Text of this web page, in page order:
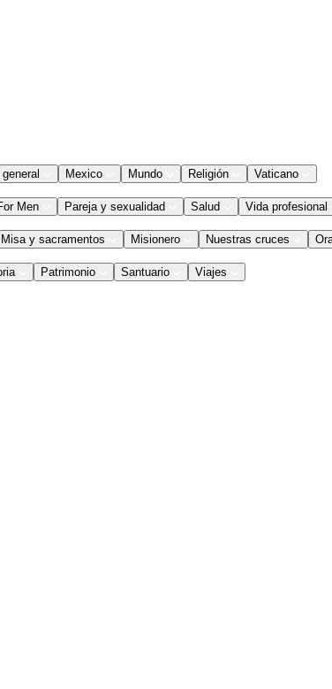
Mexico Mundo Religión Vaticano
Men Pareja y sexualidad Salud Vida profesional
Misa y sacramentos Misionero Nuestras cruces
Patrimonio Santuario Viajes